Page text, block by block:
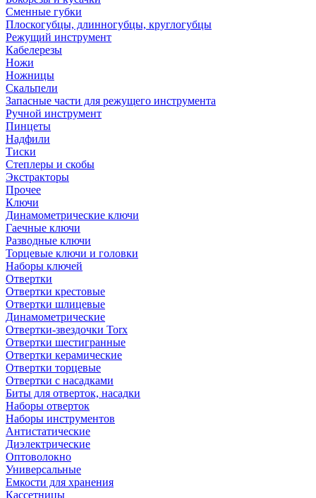
Сменные губки
Плоскогубцы, длинногубцы, круглогубцы
Режущий инструмент
Кабелерезы
Ножи
Ножницы
Скальпели
Запасные части для режущего инструмента
Ручной инструмент
Пинцеты
Надфили
Тиски
Степлеры и скобы
Экстракторы
Прочее
Ключи
Динамометрические ключи
Гаечные ключи
Разводные ключи
Торцевые ключи и головки
Наборы ключей
Отвертки
Отвертки крестовые
Отвертки шлицевые
Динамометрические
Отвертки-звездочки Torx
Отвертки шестигранные
Отвертки керамические
Отвертки торцевые
Отвертки с насадками
Биты для отверток, насадки
Наборы отверток
Наборы инструментов
Антистатические
Диэлектрические
Оптоволокно
Универсальные
Емкости для хранения
Кассетницы